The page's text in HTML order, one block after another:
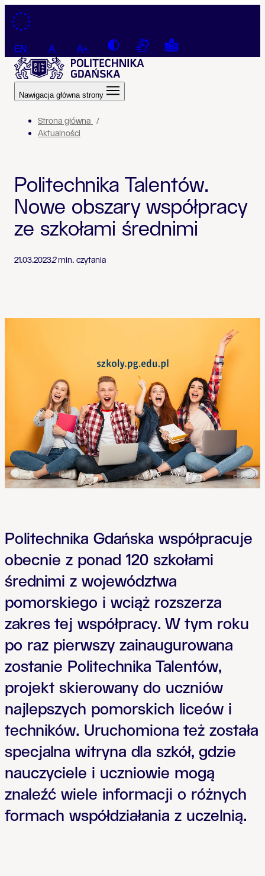
Przejdź do treści
EN A A+ Contrast Connection with a sign
Tekst łatwy do
Nawigacja główna strony
Strona główna
Aktualności
Politechnika Talentów.
Nowe obszary współpracy
ze szkołami średnimi
21.03.20232min. czytania
Politechnika Gdańska współpracuje
obecnie z ponad 120 szkołami
średnimi z województwa
pomorskiego i wciąż rozszerza
zakres tej współpracy. W tym roku
po raz pierwszy zainaugurowana
zostanie Politechnika Talentów,
projekt skierowany do uczniów
najlepszych pomorskich liceów i
techników. Uruchomiona też została
specjalna witryna dla szkół, gdzie
nauczyciele i uczniowie mogą
znaleźć wiele informacji o różnych
formach współdziałania z uczelnią.